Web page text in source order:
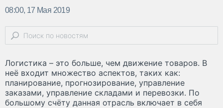
08:00, 17 Мая 2019
Логистика – это больше, чем движение товаров. В
неё входит множество аспектов, таких как:
планирование, прогнозирование, управление
заказами, управление складами и перевозки. По
большому счёту данная отрасль включает в себя